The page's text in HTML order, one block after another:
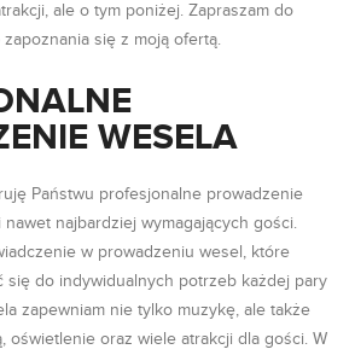
ale o tym poniżej. Zapraszam do
się z moją ofertą.
WESELA
Państwu profesjonalne prowadzenie
najbardziej wymagających gości.
w prowadzeniu wesel, które
się do indywidualnych potrzeb każdej pary
zapewniam nie tylko muzykę, ale także
oświetlenie oraz wiele atrakcji dla gości. W